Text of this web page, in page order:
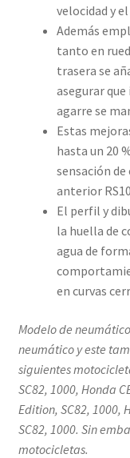
velocidad y
Además
tanto en
trasera se
asegurar
agarre se
Estas
hasta un 20
sensación
anterior
El perfil y
la huella de
agua de
en curvas
Modelo de
neumático y este
siguientes
SC82, 1000, Honda
Edition, SC82, 1000,
SC82, 1000. Sin
motocicletas.